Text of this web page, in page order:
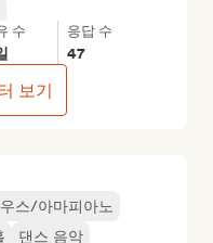
스/아마피아노
댄스 음악
수 응답 수
47
보기